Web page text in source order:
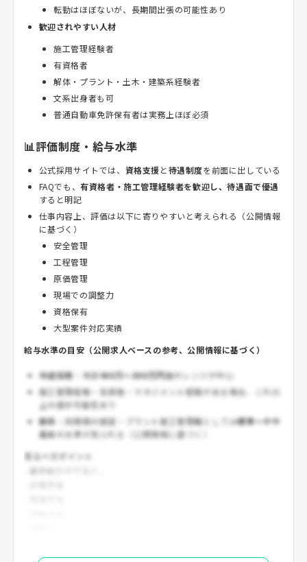
転勤はほぼないが、長期間出張の可能性あり
歓迎されやすい人材
施工管理経験者
有資格者
解体・プラント・土木・建築系経験者
文系出身者も可
普通自動車免許保有者は実務上ほぼ必須
📊評価制度・給与水準
公式採用サイトでは、 資格支援と待遇制度を前面に出している
FAQでも、有資格者・施工管理経験者を歓迎し、待遇面で優遇
すると明記
仕事内容上、評価は以下に寄りやすいと考えられる（公開情報
に基づく）
安全管理
工程管理
原価管理
現場での調整力
資格保有
大型案件対応実績
給与水準の目安（公開求人ベースの参考、公開情報に基づく）
中途採用 ：年収400万～800万円台のレンジが中心
施工管理経験・有資格・マネジメント経験がある場合、これ以
上の提示可能性あり
新卒 ：同規模の建設・プラント施工管理職としては標準～やや
高めの水準が見られる（公開情報に基づく）
見るべきポイント
- 基本給だけでなく、
を含めた総額で比較した方が実態に近い